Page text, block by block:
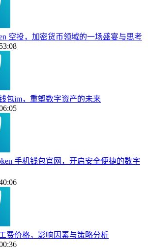
空投，加密货币领域的一场盛宴与思考
包im，重塑数字资产的未来
手机钱包官网，开启安全便捷的数字
费价格，影响因素与策略分析